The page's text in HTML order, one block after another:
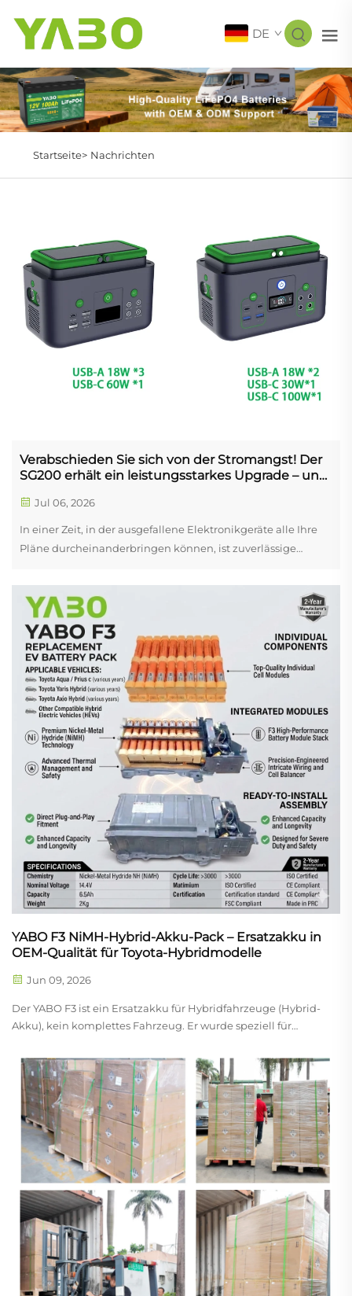
DE
Startseite> Nachrichten
Verabschieden Sie sich von der Stromangst! Der
SG200 erhält ein leistungsstarkes Upgrade – und
ultimativen Preis-Leistungs-Champion
Jul 06, 2026
In einer Zeit, in der ausgefallene Elektronikgeräte alle Ihre
Pläne durcheinanderbringen können, ist zuverlässige
Notwendigkeit geworden. Ob Sie ein begeisterter Camper
sind, der tief in die Wildnis vordringt, ein digitaler Nomade,
der unterwegs arbeitet, oder ein ...
YABO F3 NiMH-Hybrid-Akku-Pack – Ersatzakku in
OEM-Qualität für Toyota-Hybridmodelle
Jun 09, 2026
Der YABO F3 ist ein Ersatzakku für Hybridfahrzeuge (Hybrid-
Akku), kein komplettes Fahrzeug. Er wurde speziell für
Yaris Hybrid und Axio Hybrid entwickelt und dient als
direkter Ersatz...